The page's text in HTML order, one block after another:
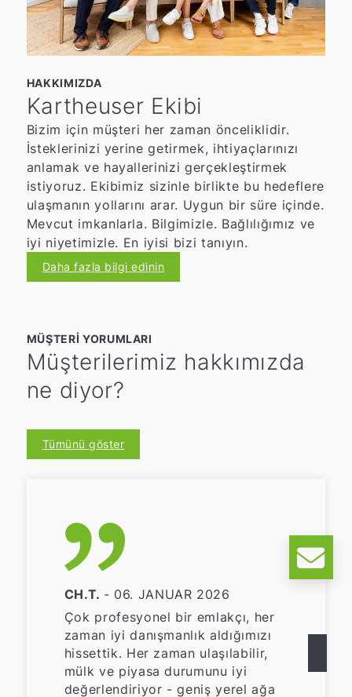
HAKKIMIZDA
Kartheuser Ekibi
Bizim için müşteri her zaman önceliklidir.
İsteklerinizi yerine getirmek, ihtiyaçlarınızı
anlamak ve hayallerinizi gerçekleştirmek
istiyoruz. Ekibimiz sizinle birlikte bu hedeflere
ulaşmanın yollarını arar. Uygun bir süre içinde.
Mevcut imkanlarla. Bilgimizle. Bağlılığımız ve
iyi niyetimizle. En iyisi bizi tanıyın.
Daha fazla bilgi edinin
MÜŞTERI YORUMLARI
Müşterilerimiz hakkımızda
ne diyor?
Tümünü göster
CH.T. - 06. JANUAR 2026
Çok profesyonel bir emlakçı, her
zaman iyi danışmanlık aldığımızı
hissettik. Her zaman ulaşılabilir,
mülk ve piyasa durumunu iyi
değerlendiriyor - geniş yerel ağa